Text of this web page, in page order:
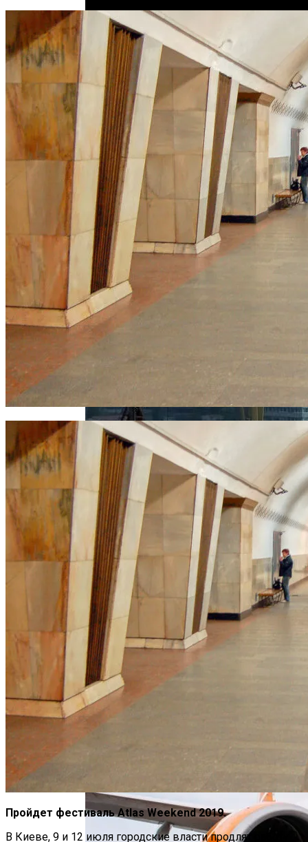
Растущая Концентрация Власти В
Руках Си Цзиньпина: Мир Не Обмануть
Коронавирус В США Оказался
Смертоноснее «испанки» 1918 Года
Извержение Вулкана На Юге Исландии:
Чрезвычайное Положение И Эвакуация
Смартфон Huawei Nova 5i Pro
Представили Официально
В Киеве Перекроют Один Из Выездов
На Северный Мост
Пройдет фестиваль Atlas Weekend 2019.
В Киеве, 9 и 12 июля городские власти продлят работу